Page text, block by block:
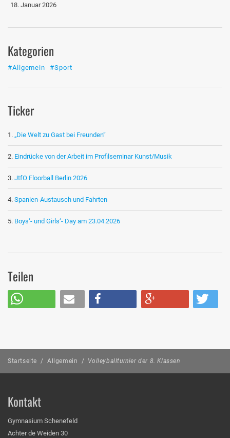
18. Januar 2026
Kategorien
#Allgemein #Sport
Ticker
„Die Welt zu Gast bei Freunden“
Eindrücke von der Arbeit im Profilseminar Kunst/Musik
JtfO Floorball Berlin 2026
Spanien-Austausch und Fahrten
Boys‘- und Girls‘- Day am 23.04.2026
Teilen
Startseite / Allgemein / Volleyballturnier der 8. Klassen
Kontakt
Gymnasium Schenefeld
Achter de Weiden 30